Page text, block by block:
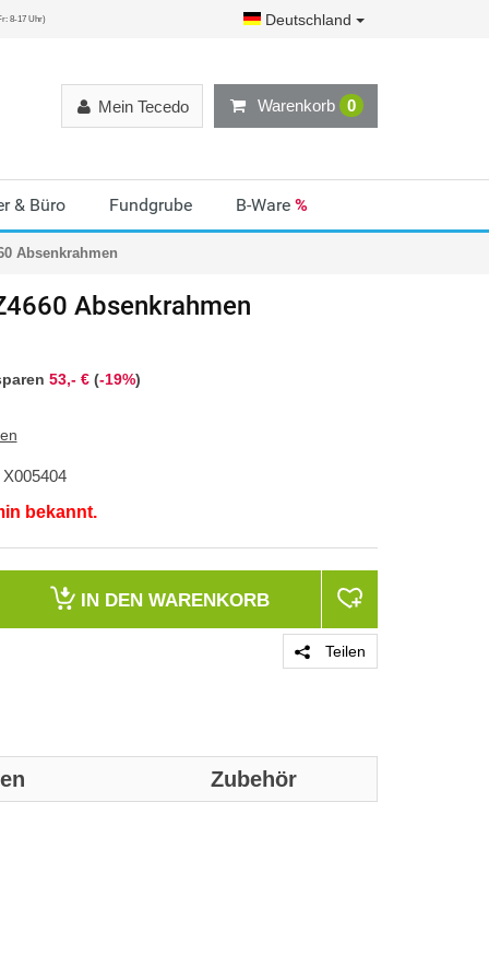
8-17 Uhr) Deutschland
Warenkorb 0
Mein Tecedo
& Büro Fundgrube B-Ware %
Absenkrahmen
Absenkrahmen
53,- €(-19%)
X005404
bekannt.
IN DEN WARENKORB
Teilen
Zubehör